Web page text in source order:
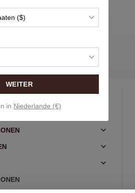
($)
WEITER
in Niederlande (€)